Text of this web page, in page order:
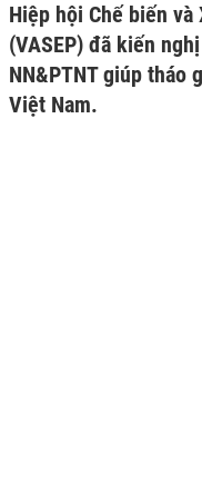
Hiệp hội Chế biến và
(VASEP) đã kiến
NN&PTNT giúp tháo
Việt Nam.